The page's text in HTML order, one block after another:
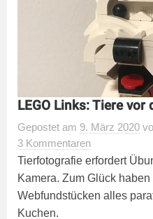
LEGO Links: Tiere vor
Gepostet am 9. März 2020
3 Kommentaren
Tierfotografie erfordert
Kamera. Zum Glück
Webfundstücken alles
Kuchen.